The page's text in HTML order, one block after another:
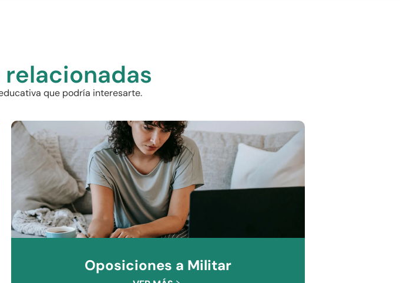
que podría interesarte.
Oposiciones a Militar